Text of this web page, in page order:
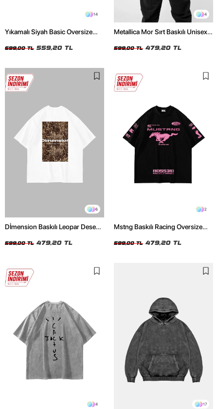
14
Yıkamalı Siyah Basic Oversize
699,00 TL 559,20 TL
4
Metallica Mor Sırt Baskılı Unisex
599,00 TL 479,20 TL
6
Dİmension Baskılı Leopar Desenli
Tshirt
599,00 TL 479,20 TL
2
Mstng Baskılı Racing Oversize
599,00 TL 479,20 TL
4 17